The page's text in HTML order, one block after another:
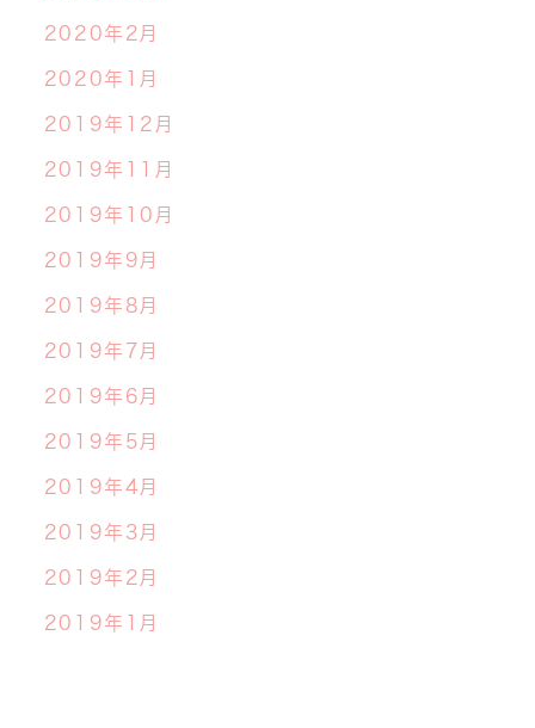
2020年2月
2020年1月
2019年12月
2019年11月
2019年10月
2019年9月
2019年8月
2019年7月
2019年6月
2019年5月
2019年4月
2019年3月
2019年2月
2019年1月